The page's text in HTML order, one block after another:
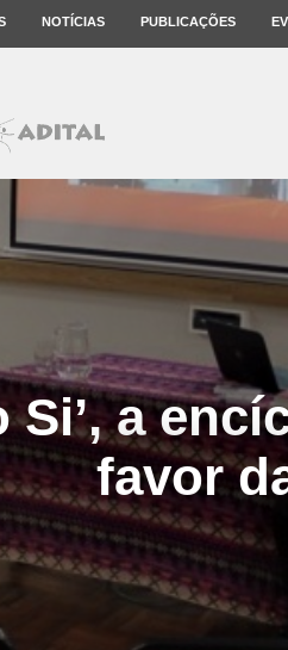
NOTÍCIAS PUBLICAÇÕES
Si’, a
favor